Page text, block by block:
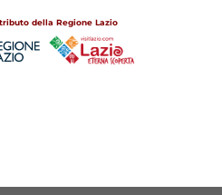
della Regione Lazio